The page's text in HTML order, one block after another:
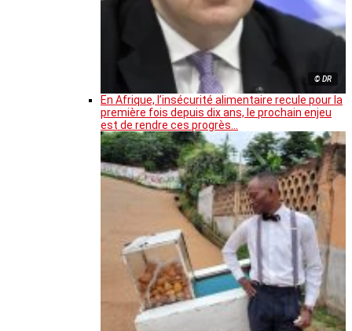
© DR
En Afrique, l’insécurité alimentaire recule pour la
première fois depuis dix ans, le prochain enjeu
est de rendre ces progrès…